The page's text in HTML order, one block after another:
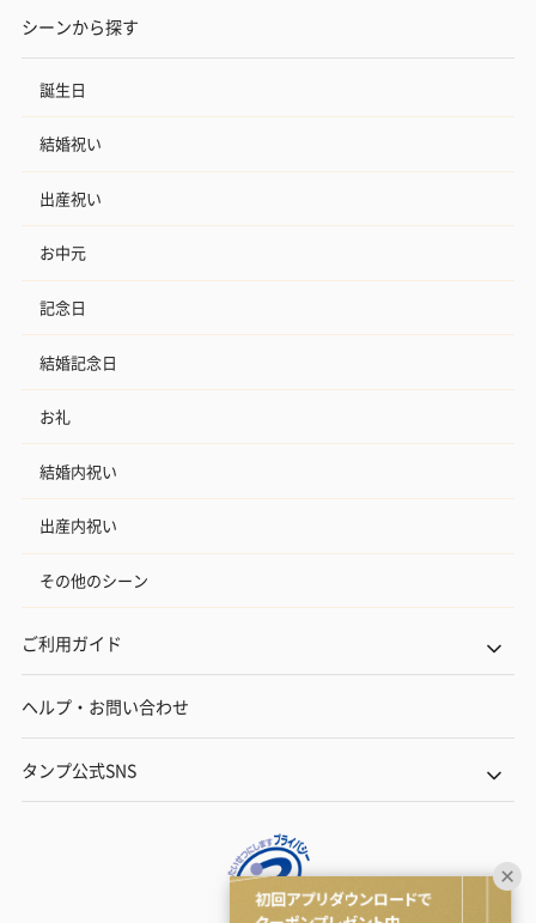
シーンから探す
誕生日
結婚祝い
出産祝い
お中元
記念日
結婚記念日
お礼
結婚内祝い
出産内祝い
その他のシーン
ご利用ガイド
ヘルプ・お問い合わせ
タンプ公式SNS